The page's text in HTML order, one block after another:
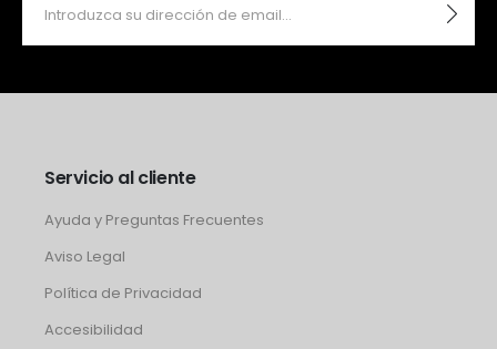
Servicio al cliente
Ayuda y Preguntas Frecuentes
Aviso Legal
Política de Privacidad
Accesibilidad